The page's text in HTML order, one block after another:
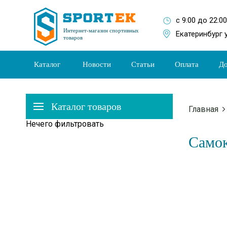
Интернет-магазин спортивных
товаров
с 9:00 до
Каталог Новости Статьи Оплата
Каталог товаров
Нечего фильтровать
Главная